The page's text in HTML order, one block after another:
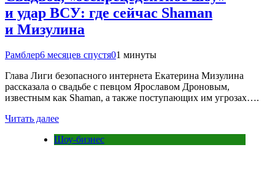
и удар ВСУ: где сейчас Shaman
и Мизулина
Рамблер6 месяцев спустя01 минуты
Глава Лиги безопасного интернета Екатерина Мизулина
рассказала о свадьбе с певцом Ярославом Дроновым,
известным как Shaman, а также поступающих им угрозах….
Читать далее
Шоу-бизнес